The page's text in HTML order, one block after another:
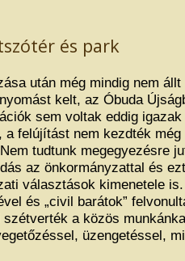
és park
után még mindig nem
kelt, az Óbuda
sem voltak eddig igazak
felújítást nem kezdték
tudtunk megegyezésre
az önkormányzattal és
választások kimenetele is.
és „civil barátok”
a közös
üzengetéssel,